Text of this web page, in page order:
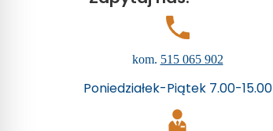
kom. 515 065 902
Poniedziałek-Piątek 7.00-15.00